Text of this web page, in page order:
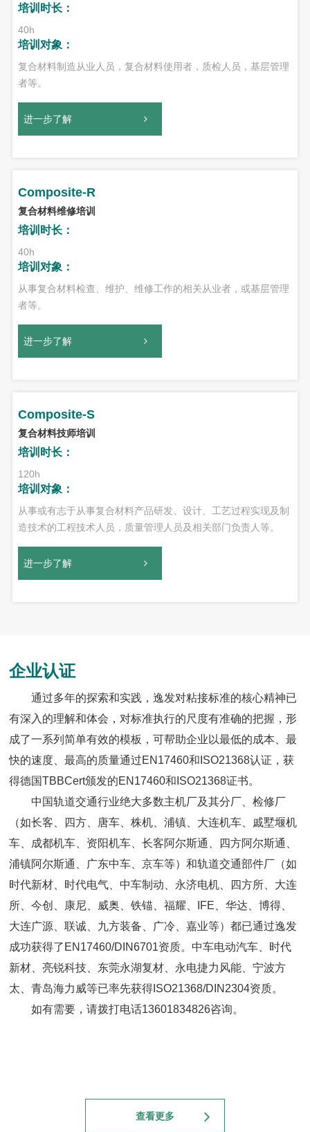
培训时长：
40h
培训对象：
复合材料制造从业人员，复合材料使用者，质检人员，基层管理
者等。
进一步了解
Composite-R
复合材料维修培训
培训时长：
40h
培训对象：
从事复合材料检查、维护、维修工作的相关从业者，或基层管理
者等。
进一步了解
Composite-S
复合材料技师培训
培训时长：
120h
培训对象：
从事或有志于从事复合材料产品研发、设计、工艺过程实现及制
造技术的工程技术人员，质量管理人员及相关部门负责人等。
进一步了解
企业认证
通过多年的探索和实践，逸发对粘接标准的核心精神已
有深入的理解和体会，对标准执行的尺度有准确的把握，形
成了一系列简单有效的模板，可帮助企业以最低的成本、最
快的速度、最高的质量通过EN17460和ISO21368认证，获
得德国TBBCert颁发的EN17460和ISO21368证书。
中国轨道交通行业绝大多数主机厂及其分厂、检修厂
（如长客、四方、唐车、株机、浦镇、大连机车、戚墅堰机
车、成都机车、资阳机车、长客阿尔斯通、四方阿尔斯通、
浦镇阿尔斯通、广东中车、京车等）和轨道交通部件厂（如
时代新材、时代电气、中车制动、永济电机、四方所、大连
所、今创、康尼、威奥、铁锚、福耀、IFE、华达、博得、
大连广源、联诚、九方装备、广冷、嘉业等）都已通过逸发
成功获得了EN17460/DIN6701资质。中车电动汽车、时代
新材、亮锐科技、东莞永湖复材、永电捷力风能、宁波方
太、青岛海力威等已率先获得ISO21368/DIN2304资质。
如有需要，请拨打电话13601834826咨询。
查看更多